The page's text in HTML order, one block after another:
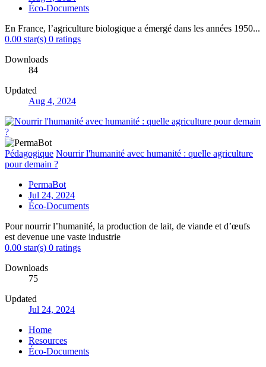
Éco-Documents
En France, l’agriculture biologique a émergé dans les années 1950...
0.00 star(s) 0 ratings
Downloads
84
Updated
Aug 4, 2024
Pédagogique Nourrir l'humanité avec humanité : quelle agriculture
pour demain ?
PermaBot
Jul 24, 2024
Éco-Documents
Pour nourrir l’humanité, la production de lait, de viande et d’œufs
est devenue une vaste industrie
0.00 star(s) 0 ratings
Downloads
75
Updated
Jul 24, 2024
Home
Resources
Éco-Documents